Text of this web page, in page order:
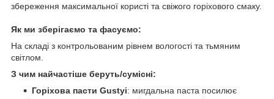
збереження максимальної користі та свіжого горіхового смаку.
Як ми зберігаємо та фасуємо:
На складі з контрольованим рівнем вологості та тьмяним
світлом.
З чим найчастіше беруть/cумісні:
Горіхова пасти Gustyi: мигдальна паста посилює